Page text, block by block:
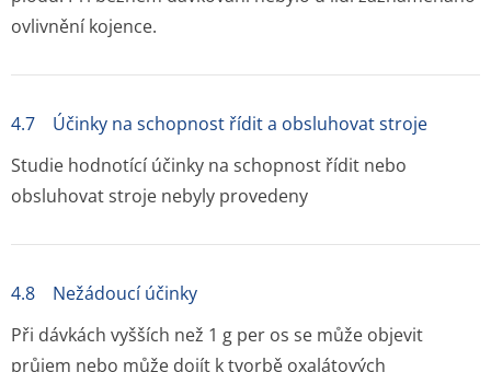
ovlivnění kojence.
4.7 Účinky na schopnost řídit a obsluhovat stroje
Studie hodnotící účinky na schopnost řídit nebo
obsluhovat stroje nebyly provedeny
4.8 Nežádoucí účinky
Při dávkách vyšších než 1 g per os se může objevit
průjem nebo může dojít k tvorbě oxalátových